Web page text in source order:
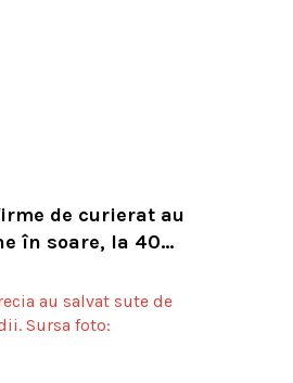
de curierat au
în soare, la 40
acum animalul